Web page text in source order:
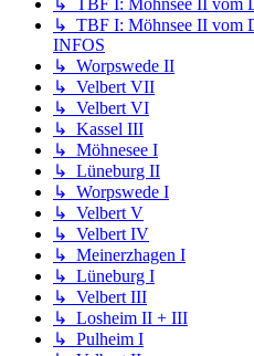
↳ TBF I: Möhnsee II vom
↳ TBF I: Möhnsee II vom
INFOS
↳ Worpswede II
↳ Velbert VII
↳ Velbert VI
↳ Kassel III
↳ Möhnesee I
↳ Lüneburg II
↳ Worpswede I
↳ Velbert V
↳ Velbert IV
↳ Meinerzhagen I
↳ Lüneburg I
↳ Velbert III
↳ Losheim II + III
↳ Pulheim I